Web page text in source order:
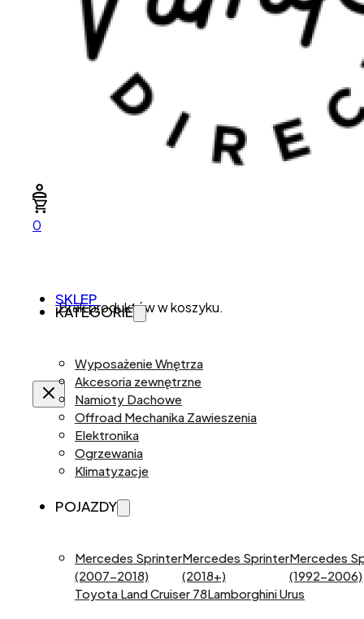
0
Brak produktów w koszyku.
SKLEP
KATEGORIE
Wyposażenie Wnętrza
Akcesoria zewnętrzne
Namioty Dachowe
Offroad Mechanika Zawieszenia
Elektronika
Ogrzewania
Klimatyzacje
POJAZDY
Mercedes Sprinter
(2007-2018)
Mercedes Sprinter
(2018+)
Mercedes
(1992-2006)
Toyota Land Cruiser 78Lamborghini Urus